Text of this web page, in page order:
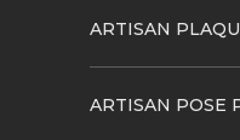
ARTISAN
ARTISAN POSE